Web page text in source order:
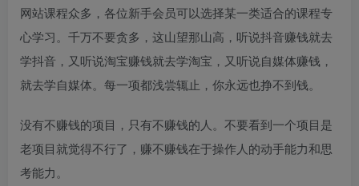
网站课程众多，各位新手会员可以选择某一类适合的课程专
心学习。千万不要贪多，这山望那山高，听说抖音赚钱就去
学抖音，又听说淘宝赚钱就去学淘宝，又听说自媒体赚钱，
就去学自媒体。每一项都浅尝辄止，你永远也挣不到钱。
没有不赚钱的项目，只有不赚钱的人。不要看到一个项目是
老项目就觉得不行了，赚不赚钱在于操作人的动手能力和思
考能力。